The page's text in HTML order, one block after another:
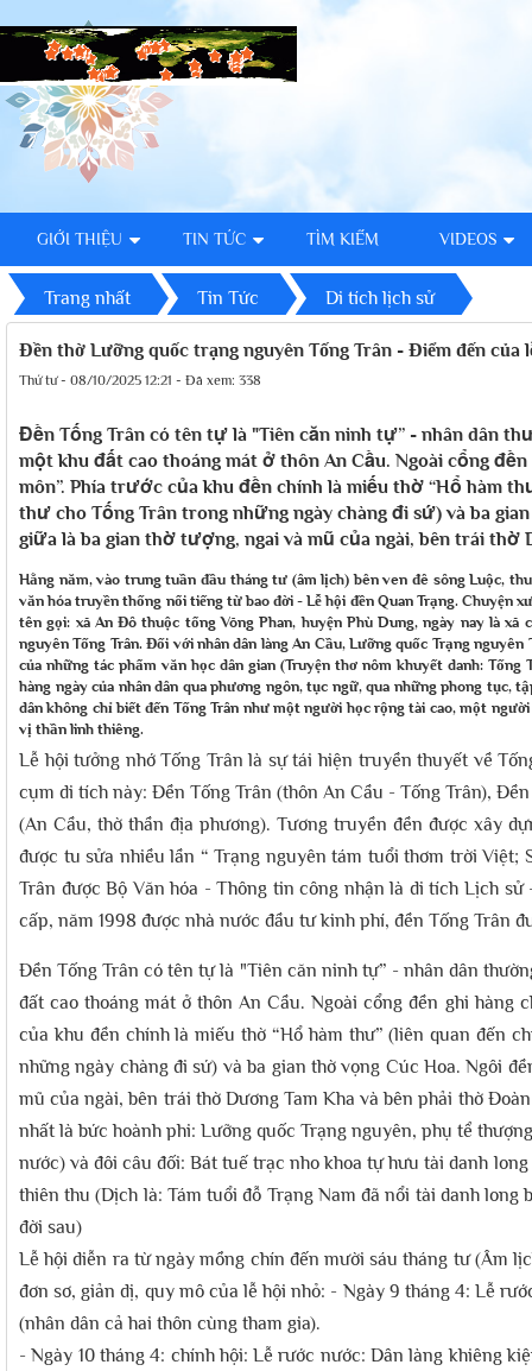
GIỚI THIỆU TIN TỨC TÌM KIẾM VIDEOS
Trang nhất Tin Tức Di tích lịch sử
Đền thờ Lưỡng quốc trạng nguyên Tống Trân - Điểm đến của
Thứ tư - 08/10/2025 12:21 - Đã xem: 338
Đền Tống Trân có tên tự là "Tiên căn ninh tự” - nhân dân
một khu đất cao thoáng mát ở thôn An Cầu. Ngoài cổng
môn”. Phía trước của khu đền chính là miếu thờ “Hổ hàm
thư cho Tống Trân trong những ngày chàng đi sứ) và ba
giữa là ba gian thờ tượng, ngai và mũ của ngài, bên trái
Hằng năm, vào trung tuần đầu tháng tư (âm lịch) bên ven đê sông Luộc,
văn hóa truyền thống nổi tiếng từ bao đời - Lễ hội đền Quan Trạng. Chuyện
tên gọi: xã An Đô thuộc tổng Võng Phan, huyện Phù Dung, ngày nay là
nguyên Tống Trân. Đối với nhân dân làng An Cầu, Lưỡng quốc Trạng
của những tác phẩm văn học dân gian (Truyện thơ nôm khuyết danh: Tống
hàng ngày của nhân dân qua phương ngôn, tục ngữ, qua những phong tục,
dân không chỉ biết đến Tống Trân như một người học rộng tài cao, một
vị thần linh thiêng.
Lễ hội tưởng nhớ Tống Trân là sự tái hiện truyền thuyết về
cụm di tích này: Đền Tống Trân (thôn An Cầu - Tống Trân),
(An Cầu, thờ thần địa phương). Tương truyền đền được xây
được tu sửa nhiều lần “ Trạng nguyên tám tuổi thơm trời Việt;
Trân được Bộ Văn hóa - Thông tin công nhận là di tích Lịch
cấp, năm 1998 được nhà nước đầu tư kinh phí, đền Tống Trân
Đền Tống Trân có tên tự là "Tiên căn ninh tự” - nhân dân
đất cao thoáng mát ở thôn An Cầu. Ngoài cổng đền ghi hàng
của khu đền chính là miếu thờ “Hổ hàm thư” (liên quan đến
những ngày chàng đi sứ) và ba gian thờ vọng Cúc Hoa. Ngôi
mũ của ngài, bên trái thờ Dương Tam Kha và bên phải thờ
nhất là bức hoành phi: Lưỡng quốc Trạng nguyên, phụ tể
nước) và đôi câu đối: Bát tuế trạc nho khoa tự hưu tài danh
thiên thu (Dịch là: Tám tuổi đỗ Trạng Nam đã nổi tài danh
đời sau)
Lễ hội diễn ra từ ngày mồng chín đến mười sáu tháng tư (Âm
đơn sơ, giản dị, quy mô của lễ hội nhỏ: - Ngày 9 tháng 4: Lễ
(nhân dân cả hai thôn cùng tham gia).
- Ngày 10 tháng 4: chính hội: Lễ rước nước: Dân làng khiêng